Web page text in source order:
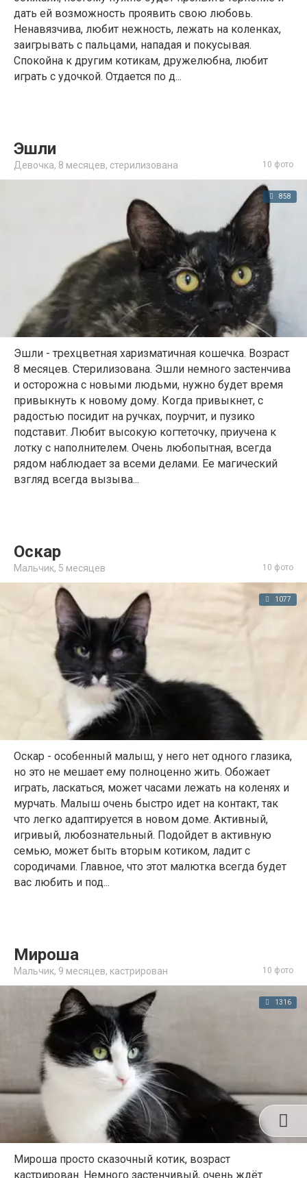
дать ей возможность проявить свою любовь.
Ненавязчива, любит нежность, лежать на коленках,
заигрывать с пальцами, нападая и покусывая.
Спокойна к другим котикам, дружелюбна, любит
играть с удочкой. Отдается по д...
Эшли
Девочка, 8 месяцев, стерилизована 10 фото
858
Эшли - трехцветная харизматичная кошечка. Возраст
8 месяцев. Стерилизована. Эшли немного застенчива
и осторожна с новыми людьми, нужно будет время
привыкнуть к новому дому. Когда привыкнет, с
радостью посидит на ручках, поурчит, и пузико
подставит. Любит высокую когтеточку, приучена к
лотку с наполнителем. Очень любопытная, всегда
рядом наблюдает за всеми делами. Ее магический
взгляд всегда вызыва...
Оскар
Мальчик, 5 месяцев 10 фото
1077
Оскар - особенный малыш, у него нет одного глазика,
но это не мешает ему полноценно жить. Обожает
играть, ласкаться, может часами лежать на коленях и
мурчать. Малыш очень быстро идет на контакт, так
что легко адаптируется в новом доме. Активный,
игривый, любознательный. Подойдет в активную
семью, может быть вторым котиком, ладит с
сородичами. Главное, что этот малютка всегда будет
вас любить и под...
Мироша
Мальчик, 9 месяцев, кастрирован 10 фото
1316
Мироша просто сказочный котик, возраст
кастрирован. Немного застенчивый, очень ждёт